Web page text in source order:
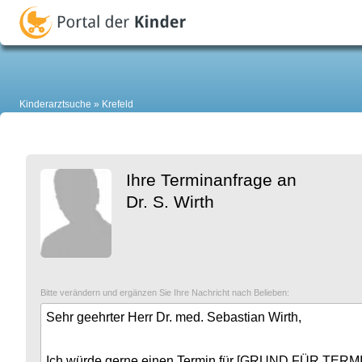
Kinderarztsuche Krefeld
Ihre Terminanfrage an
Dr. S. Wirth
Bitte verändern und ergänzen Sie Ihre Nachricht nach Belieben: